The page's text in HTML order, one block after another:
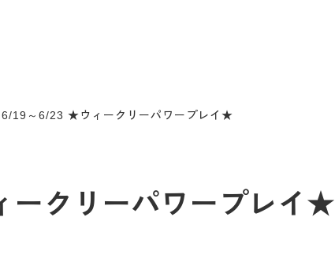
6/19～6/23 ★ウィークリーパワープレイ★
クリーパワープレイ★